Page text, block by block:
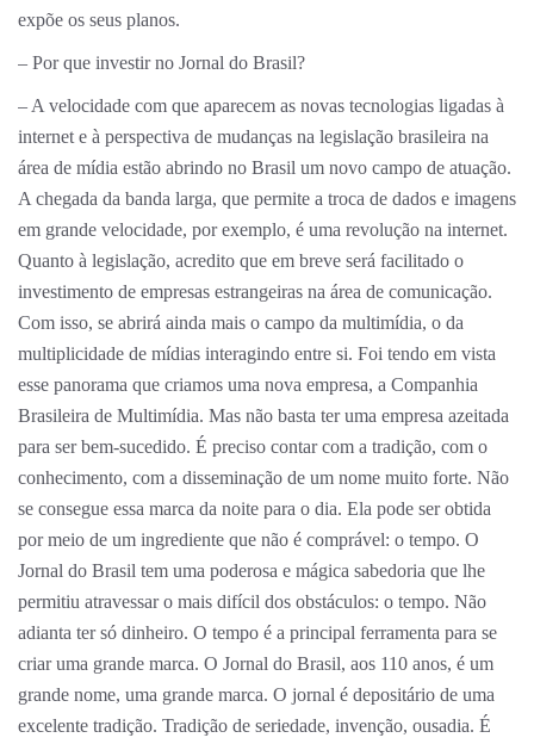
expõe os seus planos.
– Por que investir no Jornal do Brasil?
– A velocidade com que aparecem as novas tecnologias ligadas à
internet e à perspectiva de mudanças na legislação brasileira na
área de mídia estão abrindo no Brasil um novo campo de atuação.
A chegada da banda larga, que permite a troca de dados e imagens
em grande velocidade, por exemplo, é uma revolução na internet.
Quanto à legislação, acredito que em breve será facilitado o
investimento de empresas estrangeiras na área de comunicação.
Com isso, se abrirá ainda mais o campo da multimídia, o da
multiplicidade de mídias interagindo entre si. Foi tendo em vista
esse panorama que criamos uma nova empresa, a Companhia
Brasileira de Multimídia. Mas não basta ter uma empresa azeitada
para ser bem-sucedido. É preciso contar com a tradição, com o
conhecimento, com a disseminação de um nome muito forte. Não
se consegue essa marca da noite para o dia. Ela pode ser obtida
por meio de um ingrediente que não é comprável: o tempo. O
Jornal do Brasil tem uma poderosa e mágica sabedoria que lhe
permitiu atravessar o mais difícil dos obstáculos: o tempo. Não
adianta ter só dinheiro. O tempo é a principal ferramenta para se
criar uma grande marca. O Jornal do Brasil, aos 110 anos, é um
grande nome, uma grande marca. O jornal é depositário de uma
excelente tradição. Tradição de seriedade, invenção, ousadia. É